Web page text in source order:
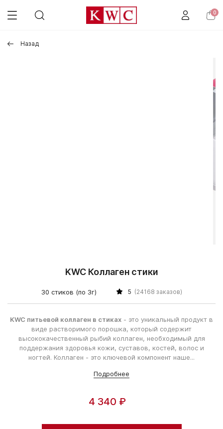
0
Назад
KWC Коллаген стики
30 стиков (по 3г) 5 (24168 заказов)
KWC питьевой коллаген в стиках - это уникальный продукт в
виде растворимого порошка, который содержит
высококачественный рыбий коллаген, необходимый для
поддержания здоровья кожи, суставов, костей, волос и
ногтей. Коллаген - это ключевой компонент наше...
Подробнее
4 340 ₽